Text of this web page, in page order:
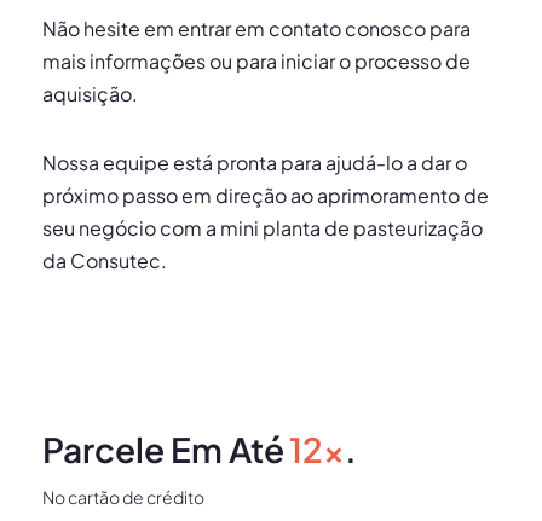
Não hesite em entrar em contato conosco para
mais informações ou para iniciar o processo de
aquisição.
Nossa equipe está pronta para ajudá-lo a dar o
próximo passo em direção ao aprimoramento de
seu negócio com a mini planta de pasteurização
da Consutec.
Parcele Em Até12x.
No cartão de crédito